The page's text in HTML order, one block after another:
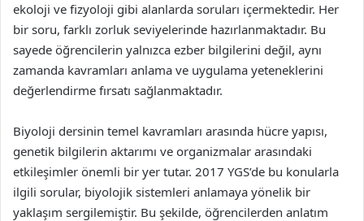
ekoloji ve fizyoloji gibi alanlarda soruları içermektedir. Her
bir soru, farklı zorluk seviyelerinde hazırlanmaktadır. Bu
sayede öğrencilerin yalnızca ezber bilgilerini değil, aynı
zamanda kavramları anlama ve uygulama yeteneklerini
değerlendirme fırsatı sağlanmaktadır.
Biyoloji dersinin temel kavramları arasında hücre yapısı,
genetik bilgilerin aktarımı ve organizmalar arasındaki
etkileşimler önemli bir yer tutar. 2017 YGS’de bu konularla
ilgili sorular, biyolojik sistemleri anlamaya yönelik bir
yaklaşım sergilemiştir. Bu şekilde, öğrencilerden anlatım